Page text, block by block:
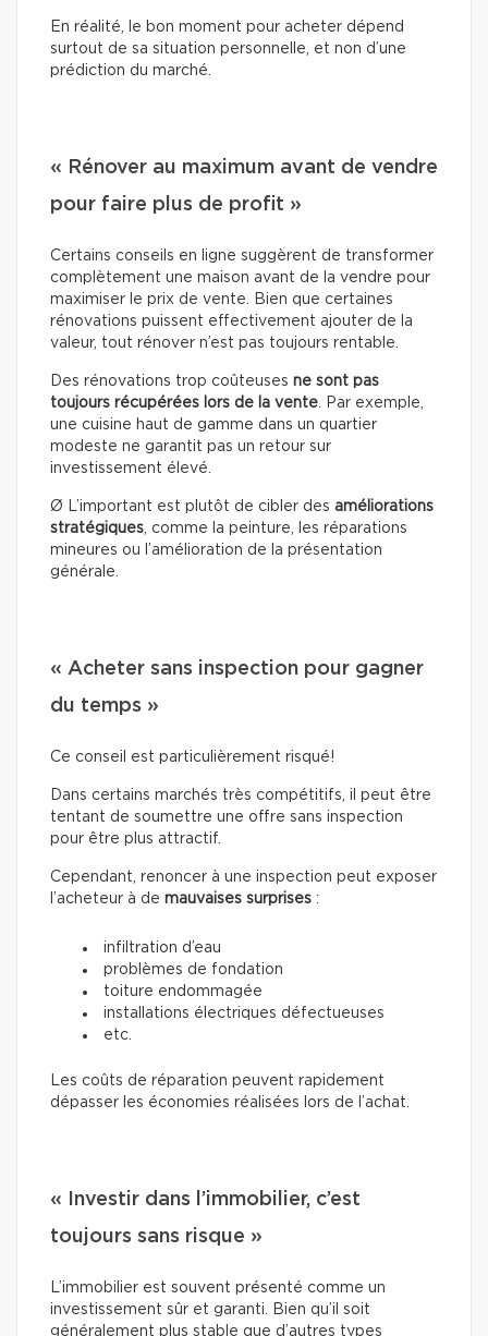
En réalité, le bon moment pour acheter dépend
surtout de sa situation personnelle, et non d’une
prédiction du marché.
« Rénover au maximum avant de vendre
pour faire plus de profit »
Certains conseils en ligne suggèrent de transformer
complètement une maison avant de la vendre pour
maximiser le prix de vente. Bien que certaines
rénovations puissent effectivement ajouter de la
valeur, tout rénover n’est pas toujours rentable.
Des rénovations trop coûteuses ne sont pas
toujours récupérées lors de la vente . Par exemple,
une cuisine haut de gamme dans un quartier
modeste ne garantit pas un retour sur
investissement élevé.
Ø L’important est plutôt de cibler des améliorations
stratégiques , comme la peinture, les réparations
mineures ou l’amélioration de la présentation
générale.
« Acheter sans inspection pour gagner
du temps »
Ce conseil est particulièrement risqué!
Dans certains marchés très compétitifs, il peut être
tentant de soumettre une offre sans inspection
pour être plus attractif.
Cependant, renoncer à une inspection peut exposer
l’acheteur à de mauvaises surprises :
infiltration d’eau
problèmes de fondation
toiture endommagée
installations électriques défectueuses
etc.
Les coûts de réparation peuvent rapidement
dépasser les économies réalisées lors de l’achat.
« Investir dans l’immobilier, c’est
toujours sans risque »
L’immobilier est souvent présenté comme un
investissement sûr et garanti. Bien qu’il soit
généralement plus stable que d’autres types